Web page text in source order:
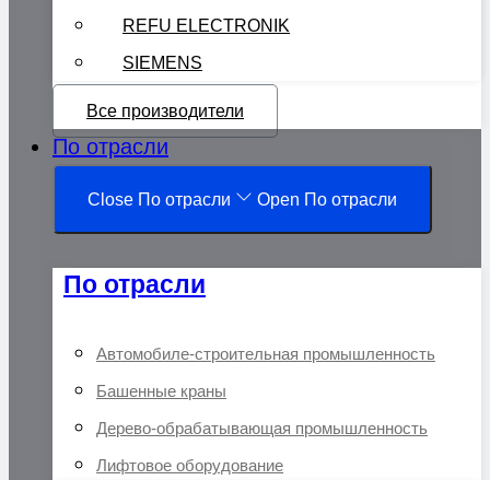
REFU ELECTRONIK
SIEMENS
Все производители
По отрасли
Close По отрасли Open По отрасли
По отрасли
Автомобиле-строительная промышленность
Башенные краны
Дерево-обрабатывающая промышленность
Лифтовое оборудование